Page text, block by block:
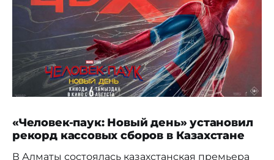
«Человек-паук: Новый день» установил
рекорд кассовых сборов в Казахстане
В Алматы состоялась казахстанская премьера